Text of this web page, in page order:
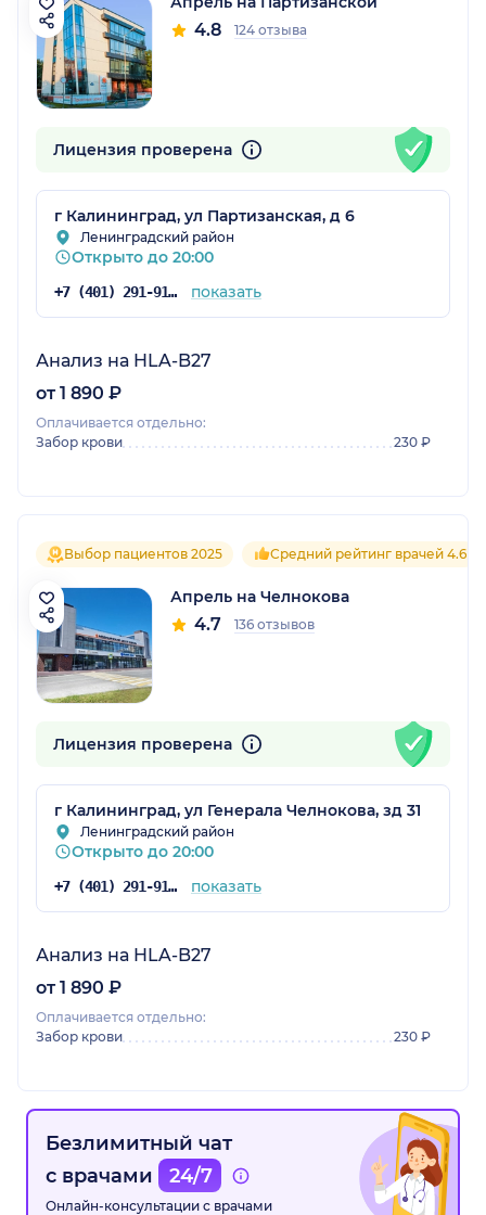
4.8 124 отзыва
Лицензия проверена
г Калининград, ул Партизанская, д 6
Ленинградский район
Открыто до 20:00
+7 (401) 291-91-50 показать
Анализ на HLA-B27
от 1 890 ₽
Оплачивается отдельно:
Забор крови
230 ₽
Выбор пациентов 2025 Средний рейтинг врачей 4.6
Апрель на Челнокова
4.7 136 отзывов
Лицензия проверена
г Калининград, ул Генерала Челнокова, зд 31
Ленинградский район
Открыто до 20:00
+7 (401) 291-91-50 показать
Анализ на HLA-B27
от 1 890 ₽
Оплачивается отдельно:
Забор крови
230 ₽
Безлимитный чат
с врачами
24/7
Онлайн-консультации с врачами